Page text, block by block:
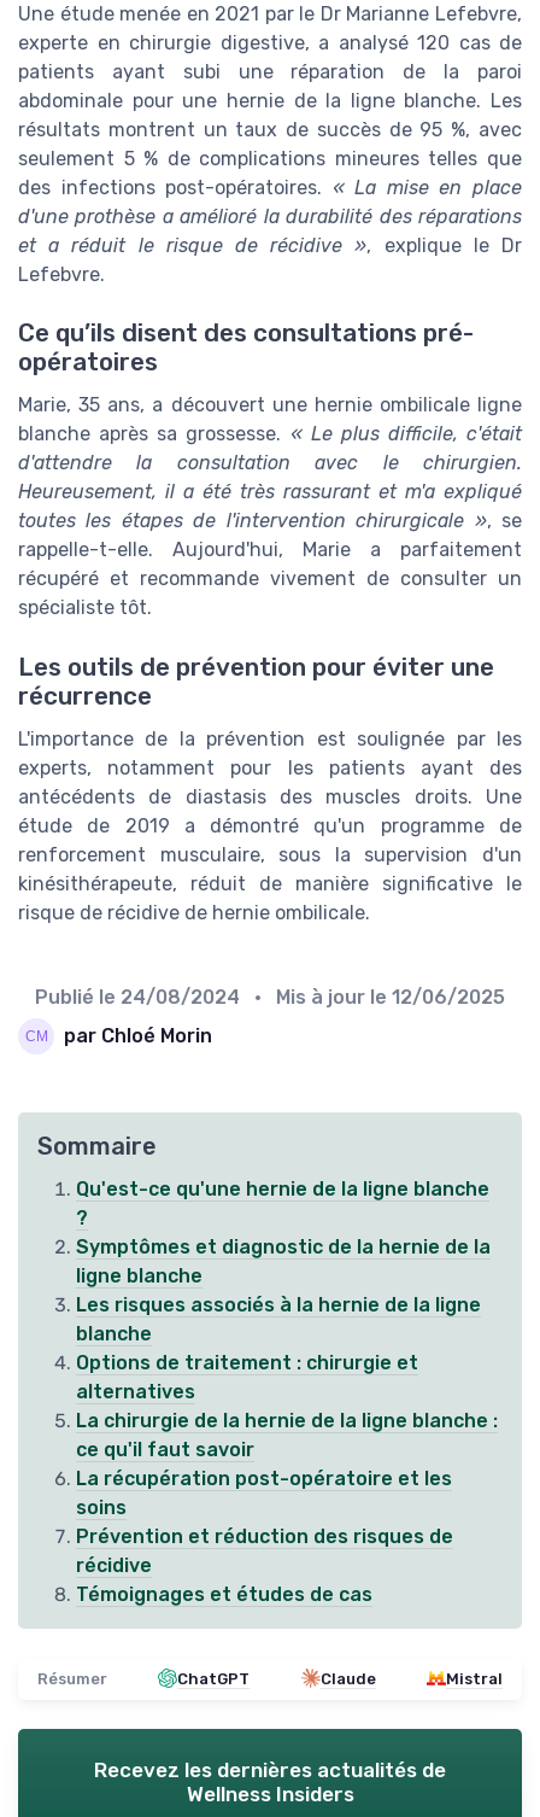
Une étude menée en 2021 par le Dr Marianne Lefebvre,
experte en chirurgie digestive, a analysé 120 cas de
patients ayant subi une réparation de la paroi
abdominale pour une hernie de la ligne blanche. Les
résultats montrent un taux de succès de 95 %, avec
seulement 5 % de complications mineures telles que
des infections post-opératoires. « La mise en place
d'une prothèse a amélioré la durabilité des réparations
et a réduit le risque de récidive », explique le Dr
Lefebvre.
Ce qu’ils disent des consultations pré-
opératoires
Marie, 35 ans, a découvert une hernie ombilicale ligne
blanche après sa grossesse. « Le plus difficile, c'était
d'attendre la consultation avec le chirurgien.
Heureusement, il a été très rassurant et m'a expliqué
toutes les étapes de l'intervention chirurgicale », se
rappelle-t-elle. Aujourd'hui, Marie a parfaitement
récupéré et recommande vivement de consulter un
spécialiste tôt.
Les outils de prévention pour éviter une
récurrence
L'importance de la prévention est soulignée par les
experts, notamment pour les patients ayant des
antécédents de diastasis des muscles droits. Une
étude de 2019 a démontré qu'un programme de
renforcement musculaire, sous la supervision d'un
kinésithérapeute, réduit de manière significative le
risque de récidive de hernie ombilicale.
Publié le 24/08/2024 • Mis à jour le 12/06/2025
par Chloé Morin
Sommaire
Qu'est-ce qu'une hernie de la ligne blanche
?
Symptômes et diagnostic de la hernie de la
ligne blanche
Les risques associés à la hernie de la ligne
blanche
Options de traitement : chirurgie et
alternatives
La chirurgie de la hernie de la ligne blanche :
ce qu'il faut savoir
La récupération post-opératoire et les
soins
Prévention et réduction des risques de
récidive
Témoignages et études de cas
Résumer ChatGPT Claude Mistral
Recevez les dernières actualités de
Wellness Insiders